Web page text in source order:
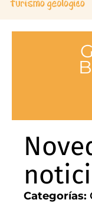
Categorías: